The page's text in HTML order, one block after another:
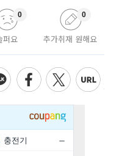
퍼요
0
추가취재 원해요
0